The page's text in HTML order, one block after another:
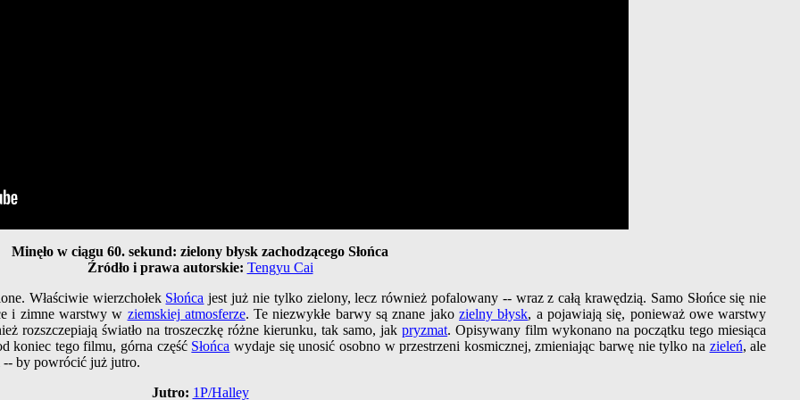
Minęło w ciągu 60. sekund: zielony błysk zachodzącego Słońca
Źródło i prawa autorskie: Tengyu Cai
Właściwie wierzchołek Słońca jest już nie tylko zielony, lecz również pofalowany -- wraz z całą krawędzią. Samo Słońce się nie
i zimne warstwy w ziemskiej atmosferze. Te niezwykłe barwy są znane jakozielny błysk, a pojawiają się, ponieważ owe warstwy
rozszczepiają światło na troszeczkę różne kierunku, tak samo, jakpryzmat. Opisywany film wykonano na początku tego miesiąca
koniec tego filmu, górna część Słońca wydaje się unosić osobno w przestrzeni kosmicznej, zmieniając barwę nie tylko na zieleń, ale
-- by powrócić już jutro.
Jutro: 1P/Halley